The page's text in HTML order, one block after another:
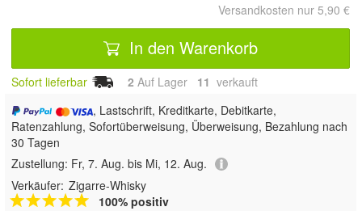
Versandkosten nur 5,90 €
In den Warenkorb
Sofort lieferbar 2 Auf Lager 11 verkauft
, Lastschrift, Kreditkarte, Debitkarte,
Ratenzahlung, Sofortüberweisung, Überweisung, Bezahlung nach
30 Tagen
Zustellung: Fr, 7. Aug. bis Mi, 12. Aug.
Verkäufer: Zigarre-Whisky
100% positiv